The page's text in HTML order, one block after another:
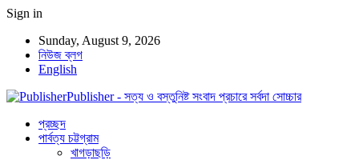
Sign in
Sunday, August 9, 2026
নিউজ ব্লগ
English
Publisher - সত্য ও বস্তুনিষ্ট সংবাদ প্রচারে সর্বদা সোচ্চার
প্রচ্ছদ
পার্বত্য চট্টগ্রাম
খাগড়াছড়ি